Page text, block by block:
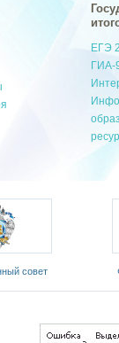
ЕГЭ
ГИА-
совет
и